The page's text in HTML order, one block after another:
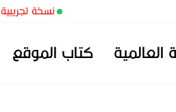
نسخة تجريبية
العالمية كتاب الموقع